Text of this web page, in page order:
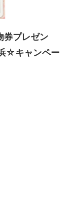
券プレゼン
☆キャンペー